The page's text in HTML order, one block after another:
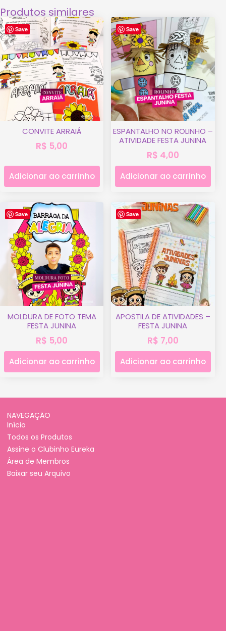
Produtos similares
Save
CONVITE ARRAIÁ
R$ 5,00
Adicionar ao carrinho
Save
ESPANTALHO NO ROLINHO –
ATIVIDADE FESTA JUNINA
R$ 4,00
Adicionar ao carrinho
Save
MOLDURA DE FOTO TEMA
FESTA JUNINA
R$ 5,00
Adicionar ao carrinho
Save
APOSTILA DE ATIVIDADES –
FESTA JUNINA
R$ 7,00
Adicionar ao carrinho
NAVEGAÇÃO
Início
Todos os Produtos
Assine o Clubinho Eureka
Área de Membros
Baixar seu Arquivo